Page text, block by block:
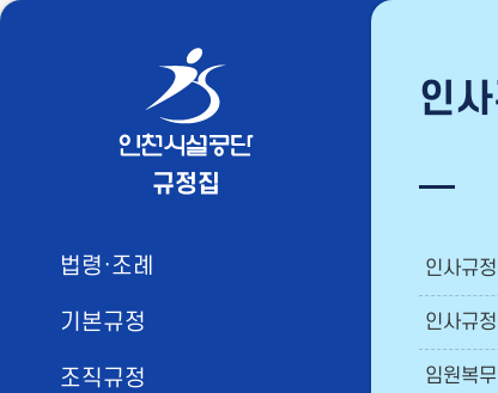
규정집
법령·조례
기본규정
조직규정
인
인사규정
인사규
임원복